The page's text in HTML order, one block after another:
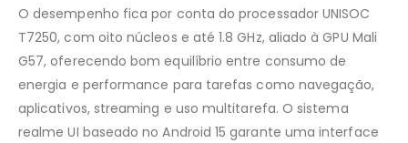
O desempenho fica por conta do processador UNISOC
T7250, com oito núcleos e até 1.8 GHz, aliado à GPU Mali
G57, oferecendo bom equilíbrio entre consumo de
energia e performance para tarefas como navegação,
aplicativos, streaming e uso multitarefa. O sistema
realme UI baseado no Android 15 garante uma interface